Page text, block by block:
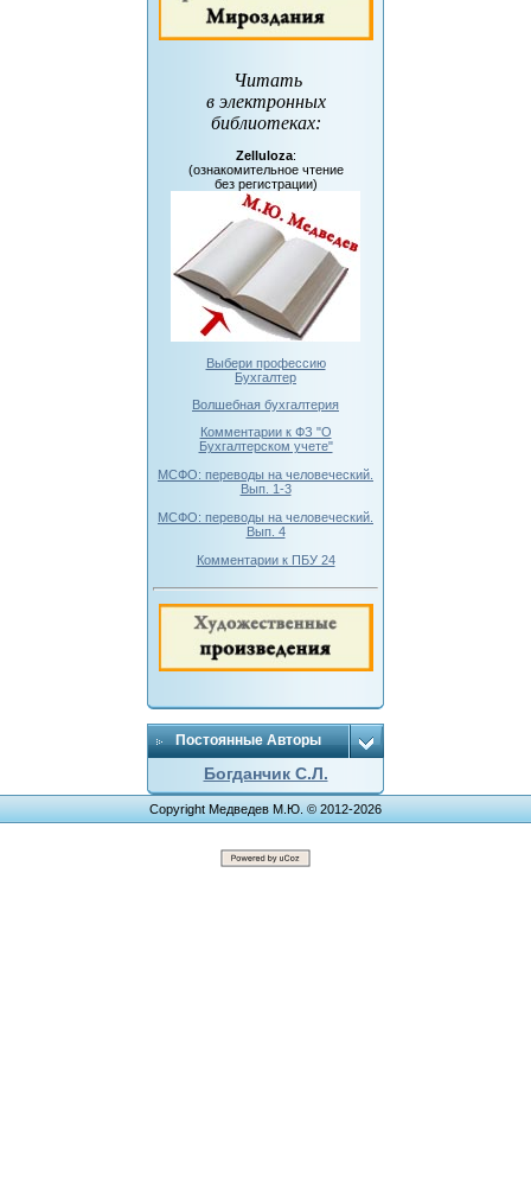
Читать
в электронных
библиотеках:
Zelluloza:
(ознакомительное чтение
без регистрации)
Выбери профессию
Бухгалтер
Волшебная бухгалтерия
Комментарии к ФЗ "О
Бухгалтерском учете"
МСФО: переводы на человеческий.
Вып. 1-3
МСФО: переводы на человеческий.
Вып. 4
Комментарии к ПБУ 24
Постоянные Авторы
Богданчик С.Л.
Copyright Медведев М.Ю. © 2012-2026